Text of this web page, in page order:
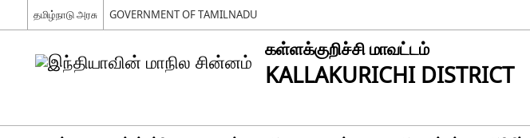
தமிழ்நாடு அரசு GOVERNMENT OF TAMILNADU
கள்ளக்குறிச்சி மாவட்டம்
KALLAKURICHI DISTRICT